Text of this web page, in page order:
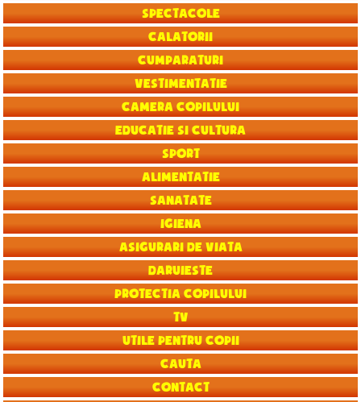
Spectacole
Calatorii
Cumparaturi
Vestimentatie
Camera copilului
Educatie si Cultura
Sport
Alimentatie
Sanatate
Igiena
Asigurari de viata
Daruieste
Protectia copilului
TV
Utile pentru copii
Cauta
Contact